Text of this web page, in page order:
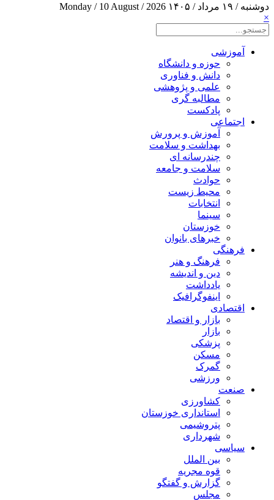
دوشنبه / ۱۹ مرداد / ۱۴۰۵
Monday / 10 August / 2026
×
آموزشی
حوزه و دانشگاه
دانش و فناوری
علمی و پژوهشی
مطالبه گری
پادکست
اجتماعی
آموزش و پرورش
بهداشت و سلامت
چندرسانه ای
سلامت و جامعه
حوادث
محیط زیست
انتخابات
سینما
خوزستان
خبرهای بانوان
فرهنگی
فرهنگ و هنر
دین و اندیشه
یادداشت
اینفوگرافیک
اقتصادی
بازار و اقتصاد
بازار
پزشکی
مسکن
گمرک
ورزشی
صنعت
کشاورزی
استانداری خوزستان
پتروشیمی
شهرداری
سیاسی
بین الملل
قوه مجریه
گزارش و گفتگو
مجلس